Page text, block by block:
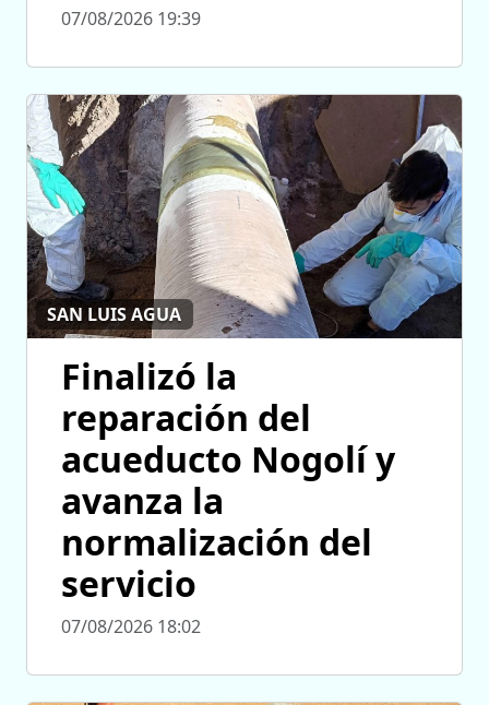
07/08/2026 19:39
SAN LUIS AGUA
Finalizó la
reparación del
acueducto Nogolí y
avanza la
normalización del
servicio
07/08/2026 18:02